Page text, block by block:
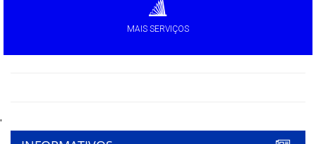
MAIS SERVIÇOS
'